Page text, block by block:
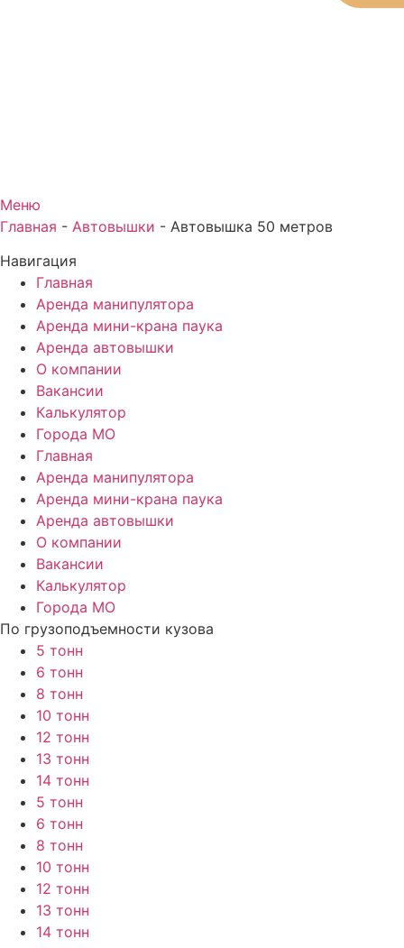
Меню
Главная - Автовышки - Автовышка 50 метров
Навигация
Главная
Аренда манипулятора
Аренда мини-крана паука
Аренда автовышки
О компании
Вакансии
Калькулятор
Города МО
Главная
Аренда манипулятора
Аренда мини-крана паука
Аренда автовышки
О компании
Вакансии
Калькулятор
Города МО
По грузоподъемности кузова
5 тонн
6 тонн
8 тонн
10 тонн
12 тонн
13 тонн
14 тонн
5 тонн
6 тонн
8 тонн
10 тонн
12 тонн
13 тонн
14 тонн